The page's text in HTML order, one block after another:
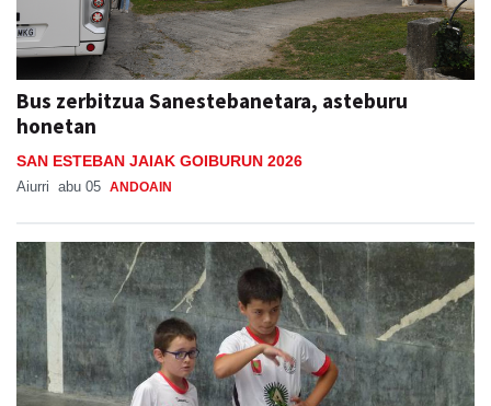
Bus zerbitzua Sanestebanetara, asteburu
honetan
SAN ESTEBAN JAIAK GOIBURUN 2026
Aiurri abu 05 ANDOAIN